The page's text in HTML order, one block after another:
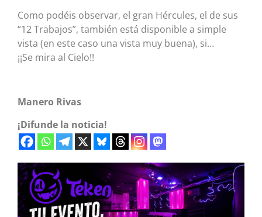
Como podéis observar, el gran Hércules, el de sus
“12 Trabajos”, también está disponible a simple
vista (en este caso una vista muy buena), si…
¡¡Se mira al Cielo!!
Manero Rivas
¡Difunde la noticia!